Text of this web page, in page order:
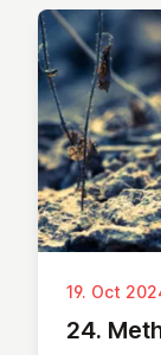
19. Oct
24.